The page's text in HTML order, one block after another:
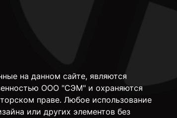
на данном сайте, являются
ООО "СЭМ" и охраняются
праве. Любое использование
или других элементов без